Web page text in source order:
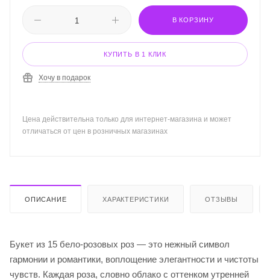
В КОРЗИНУ
КУПИТЬ В 1 КЛИК
Хочу в подарок
Цена действительна только для интернет-магазина и может
отличаться от цен в розничных магазинах
ОПИСАНИЕ ХАРАКТЕРИСТИКИ ОТЗЫВЫ
Букет из 15 бело-розовых роз — это нежный символ
гармонии и романтики, воплощение элегантности и чистоты
чувств. Каждая роза, словно облако с оттенком утренней